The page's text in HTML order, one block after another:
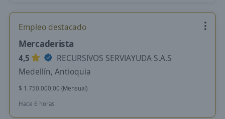
Empleo destacado
Mercaderista
4,5
RECURSIVOS SERVIAYUDA S.A.S
Medellín, Antioquia
$ 1.750.000,00 (Mensual)
Hace 6 horas